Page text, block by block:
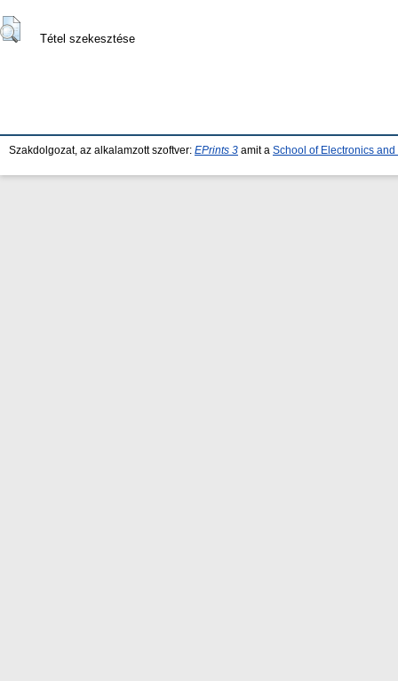
Tétel szekesztése
Szakdolgozat, az alkalamzott szoftver: EPrints 3 amit a School of Electronics